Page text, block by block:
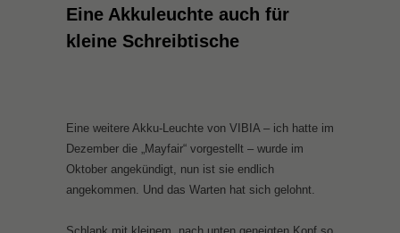
Eine Akkuleuchte auch für
kleine Schreibtische
Eine weitere Akku-Leuchte von VIBIA – ich hatte im
Dezember die „Mayfair“ vorgestellt – wurde im
Oktober angekündigt, nun ist sie endlich
angekommen. Und das Warten hat sich gelohnt.